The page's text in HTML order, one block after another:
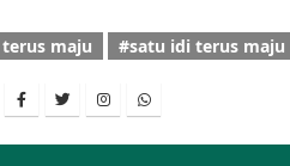
maju #satu idi terus maju